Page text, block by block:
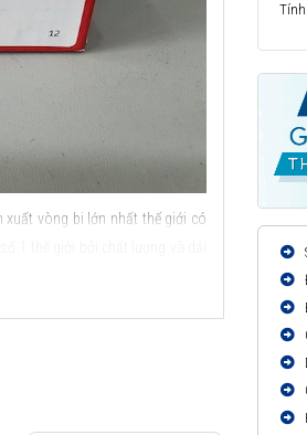
xuất vòng bi lớn nhất thế giới có